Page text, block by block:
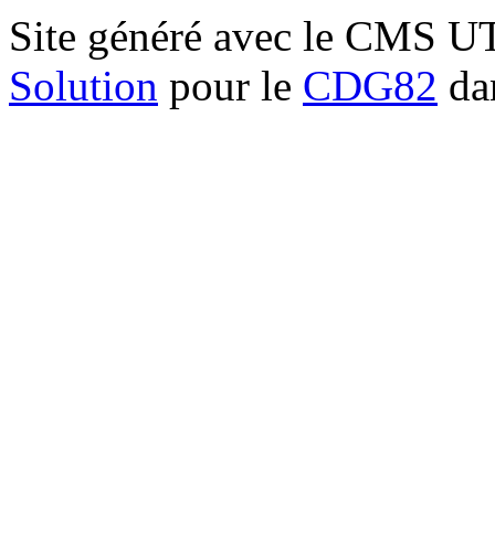
Site généré avec le CMS
Solution pour le CDG82